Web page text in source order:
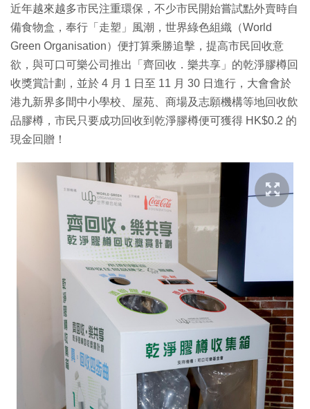
近年越來越多市民注重環保，不少市民開始嘗試點外賣時自
備食物盒，奉行「走塑」風潮，世界綠色組織（World
Green Organisation）便打算乘勝追擊，提高市民回收意
欲，與可口可樂公司推出「齊回收．樂共享」的乾淨膠樽回
收獎賞計劃，並於 4 月 1 日至 11 月 30 日進行，大會會於
港九新界多間中小學校、屋苑、商場及志願機構等地回收飲
品膠樽，市民只要成功回收到乾淨膠樽便可獲得 HK$0.2 的
現金回贈！